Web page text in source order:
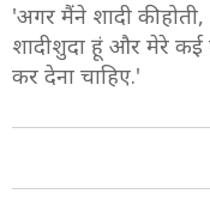
'अगर मैंने शादी की
शादीशुदा हूं और मेरे
कर देना चाहिए.'